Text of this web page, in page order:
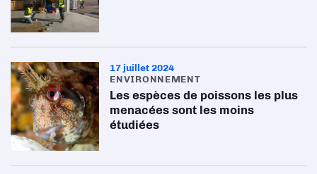
17 juillet 2024
ENVIRONNEMENT
Les espèces de poissons les plus
menacées sont les moins
étudiées